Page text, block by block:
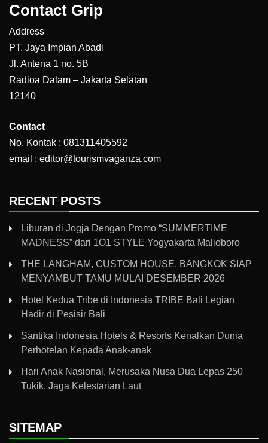
Contact Grip
Address
PT. Jaya Impian Abadi
Jl. Antena 1 no. 5B
Radioa Dalam – Jakarta Selatan
12140
Contact
No. Kontak : 081311405592
email : editor@tourismvaganza.com
RECENT POSTS
Liburan di Jogja Dengan Promo “SUMMERTIME
MADNESS” dari 1O1 STYLE Yogyakarta Malioboro
THE LANGHAM, CUSTOM HOUSE, BANGKOK SIAP
MENYAMBUT TAMU MULAI DESEMBER 2026
Hotel Kedua Tribe di Indonesia TRIBE Bali Legian
Hadir di Pesisir Bali
Santika Indonesia Hotels & Resorts Kenalkan Dunia
Perhotelan Kepada Anak-anak
Hari Anak Nasional, Merusaka Nusa Dua Lepas 250
Tukik, Jaga Kelestarian Laut
SITEMAP